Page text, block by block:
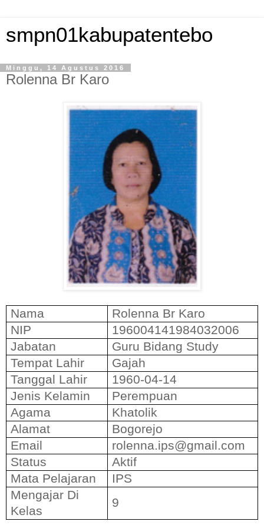
smpn01kabupatentebo
Minggu, 14 Agustus 2016
Rolenna Br Karo
Nama
Rolenna Br Karo
NIP
196004141984032006
Jabatan
Guru Bidang Study
Tempat Lahir
Gajah
Tanggal Lahir
1960-04-14
Jenis Kelamin
Perempuan
Agama
Khatolik
Alamat
Bogorejo
Email
rolenna.ips@gmail.com
Status
Aktif
Mata Pelajaran
IPS
Mengajar Di
Kelas
9